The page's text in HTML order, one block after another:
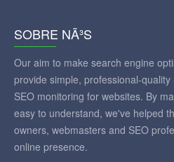
SOBRE NÃ³S
Our aim to make search engine
provide simple, professional-
SEO monitoring for websites. By
easy to understand, we've helped
owners, webmasters and SEO
online presence.